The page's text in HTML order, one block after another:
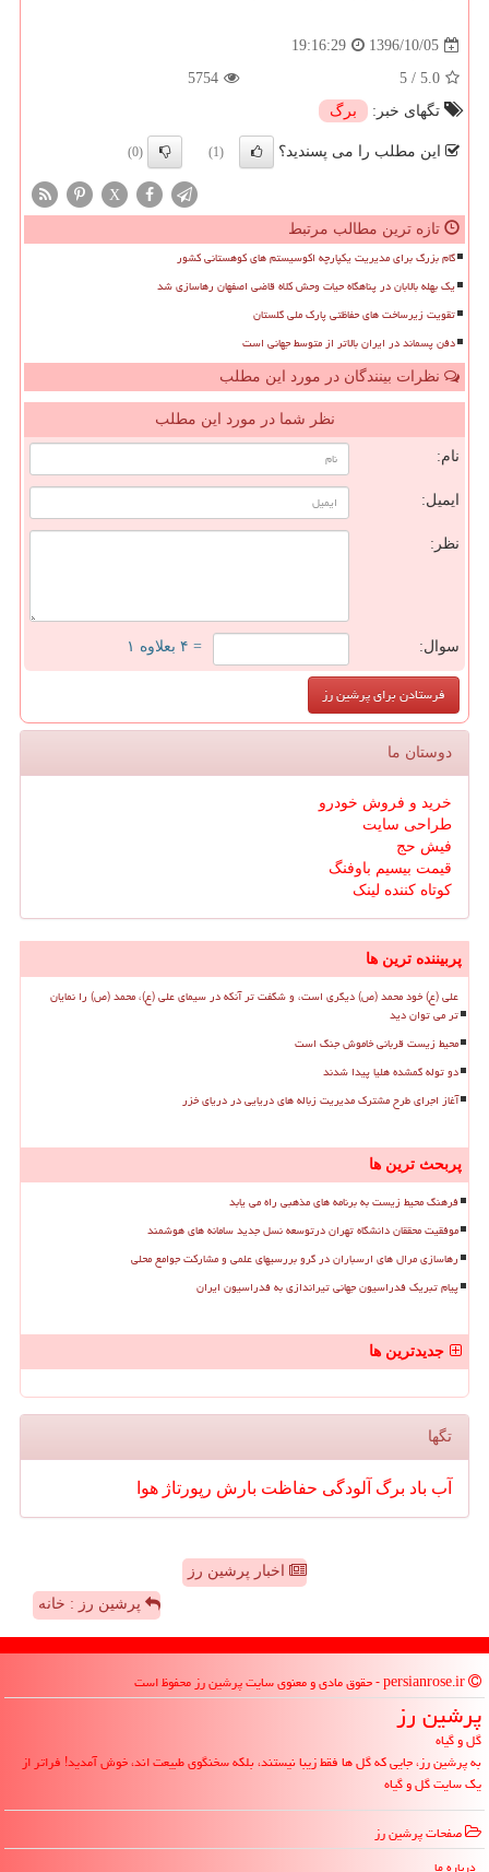
1396/10/05
19:16:29
5.0
/
5
5754
تگهای خبر:
برگ
این مطلب را می پسندید؟ (1)
(0)
X
تازه ترین مطالب مرتبط
گام بزرگ برای مدیریت یکپارچه اکوسیستم های کوهستانی کشور
یک بهله بالابان در پناهگاه حیات وحش کلاه قاضی اصفهان رهاسازی شد
تقویت زیرساخت های حفاظتی پارک ملی گلستان
دفن پسماند در ایران بالاتر از متوسط جهانی است
نظرات بینندگان در مورد این مطلب
نظر شما در مورد این مطلب
نام:
ایمیل:
نظر:
سوال: = ۴ بعلاوه ۱
دوستان ما
خرید و فروش خودرو
طراحی سایت
فیش حج
قیمت بیسیم باوفنگ
کوتاه کننده لینک
پربیننده ترین ها
علی (ع) خود محمد (ص) دیگری است، و شگفت تر آنکه در سیمای علی (ع)، محمد (ص) را نمایان
تر می توان دید
محیط زیست قربانی خاموش جنگ است
دو توله گمشده هلیا پیدا شدند
آغاز اجرای طرح مشترک مدیریت زباله های دریایی در دریای خزر
پربحث ترین ها
فرهنگ محیط زیست به برنامه های مذهبی راه می یابد
موفقیت محققان دانشگاه تهران درتوسعه نسل جدید سامانه های هوشمند
رهاسازی مرال های ارسباران در گرو بررسیهای علمی و مشارکت جوامع محلی
پیام تبریک فدراسیون جهانی تیراندازی به فدراسیون ایران
جدیدترین ها
تگها
آب باد برگ آلودگی حفاظت بارش رپورتاژ هوا
اخبار پرشین رز
پرشین رز : خانه
پرشین رز
گل و گیاه
به پرشین رز، جایی که گل ها فقط زیبا نیستند، بلکه سخنگوی طبیعت اند، خوش آمدید! فراتر از
یک سایت گل و گیاه
صفحات پرشین رز
درباره ما